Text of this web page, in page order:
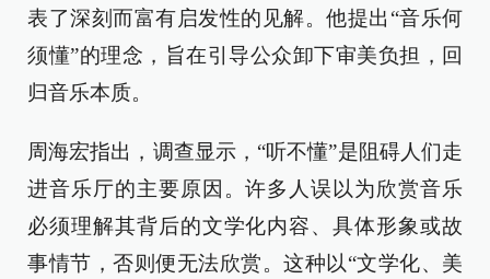
表了深刻而富有启发性的见解。他提出“音乐何
须懂”的理念，旨在引导公众卸下审美负担，回
归音乐本质。
周海宏指出，调查显示，“听不懂”是阻碍人们走
进音乐厅的主要原因。许多人误以为欣赏音乐
必须理解其背后的文学化内容、具体形象或故
事情节，否则便无法欣赏。这种以“文学化、美